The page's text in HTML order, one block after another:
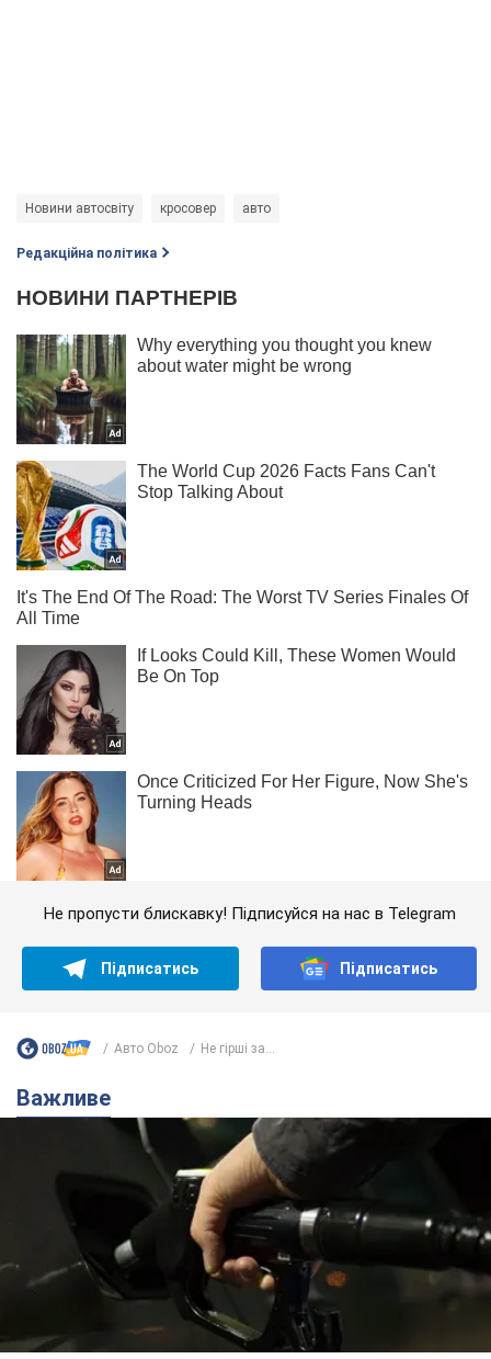
Новини автосвіту кросовер авто
Редакційна політика
Не пропусти блискавку! Підписуйся на нас в Telegram
Підписатись Підписатись
Авто Oboz Не гірші за...
Важливе